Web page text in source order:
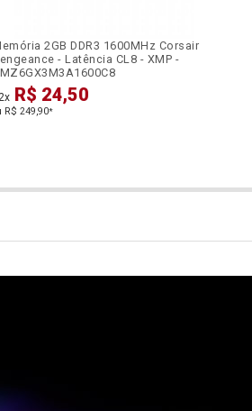
2GB DDR3 1600MHz Corsair
- Latência CL8 - XMP -
R$ 24,50
R$ 249,90*